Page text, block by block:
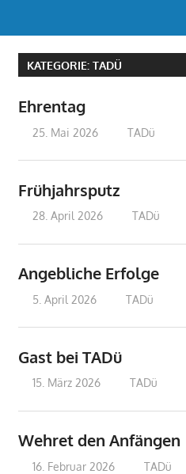
KATEGORIE: TADÜ
Ehrentag
25. Mai 2026 treffpunkt
TADü
Frühjahrsputz
28. April 2026 treffpunkt
TADü
Angebliche Erfolge
5. April 2026 treffpunkt
TADü
Gast bei TADü
15. März 2026 treffpunkt
TADü
Wehret den Anfängen
16. Februar 2026 treffpunkt
TADü